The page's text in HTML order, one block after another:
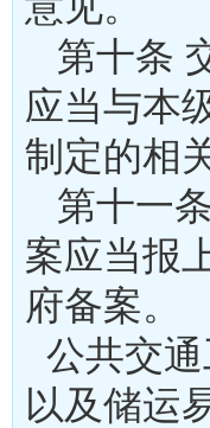
第十条
应当与本
制定的
第十一
案应当报
府备案
公共交
以及储运